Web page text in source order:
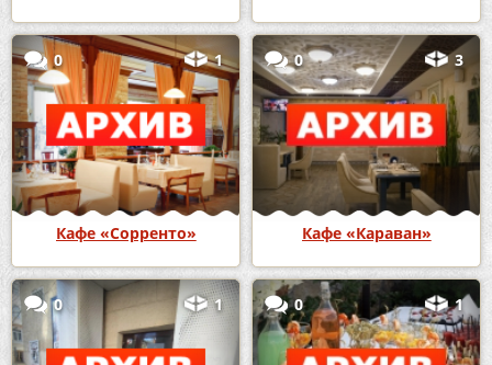
0 1
Кафе «Сорренто»
0 3
Кафе «Караван»
0 1 0 1